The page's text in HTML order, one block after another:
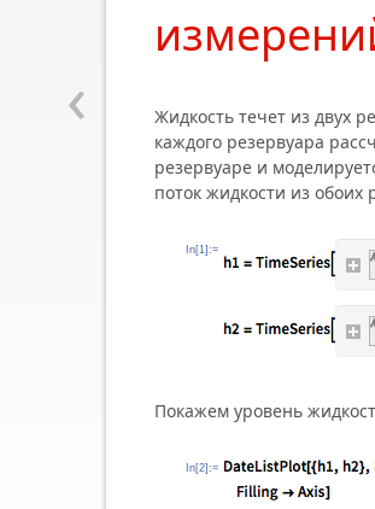
‹
Жидкость течет из двух
каждого резервуара
резервуаре и
поток жидкости из обоих
In[1]:=
Покажем уровень
In[2]:=